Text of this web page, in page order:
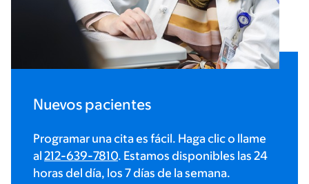
Nuevos pacientes
Programar una cita es fácil. Haga clic o llame
al 212-639-7810. Estamos disponibles las 24
horas del día, los 7 días de la semana.